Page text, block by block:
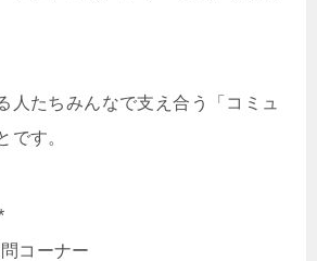
人たちみんなで支え合う「コミュ
です。
コーナー